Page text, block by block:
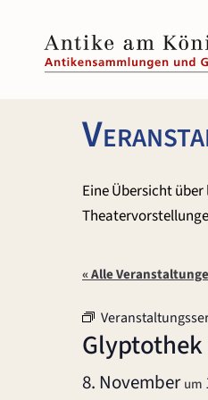
springen
Eine Übersicht
« Alle
Glyptothek
8. Novemberum